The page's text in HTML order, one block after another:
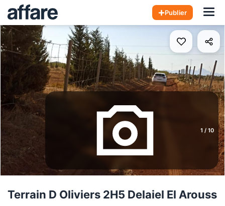
Publier
1 / 10
Terrain D Oliviers 2H5 Delaiel El Arouss